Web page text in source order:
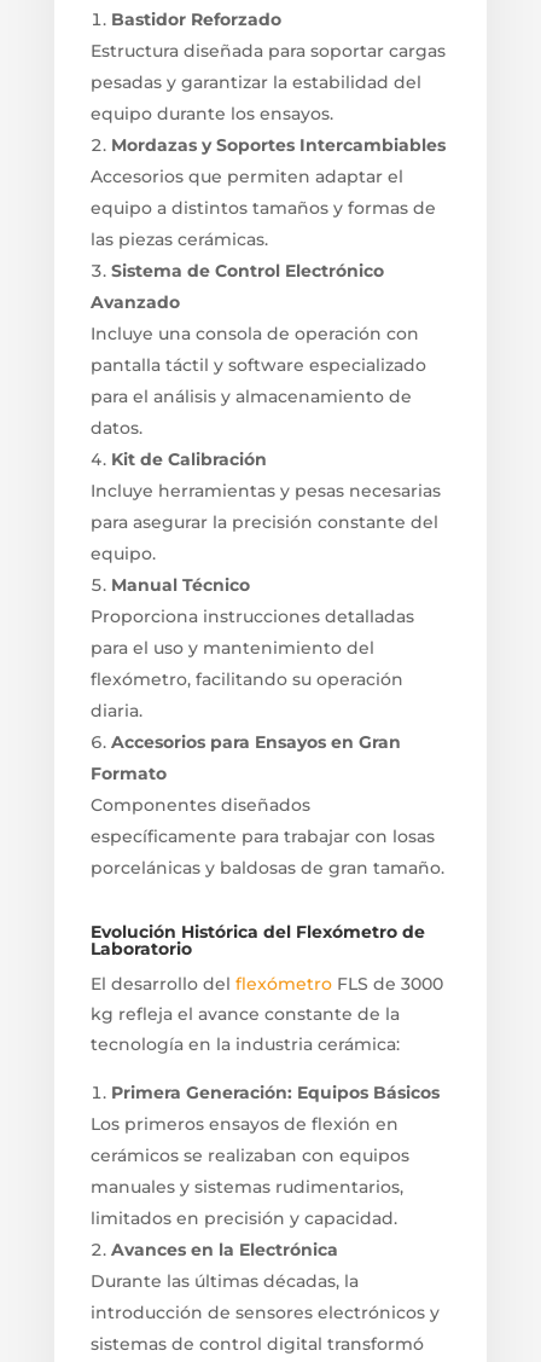
Bastidor Reforzado
Estructura diseñada para soportar cargas
pesadas y garantizar la estabilidad del
equipo durante los ensayos.
Mordazas y Soportes Intercambiables
Accesorios que permiten adaptar el
equipo a distintos tamaños y formas de
las piezas cerámicas.
Sistema de Control Electrónico
Avanzado
Incluye una consola de operación con
pantalla táctil y software especializado
para el análisis y almacenamiento de
datos.
Kit de Calibración
Incluye herramientas y pesas necesarias
para asegurar la precisión constante del
equipo.
Manual Técnico
Proporciona instrucciones detalladas
para el uso y mantenimiento del
flexómetro, facilitando su operación
diaria.
Accesorios para Ensayos en Gran
Formato
Componentes diseñados
específicamente para trabajar con losas
porcelánicas y baldosas de gran tamaño.
Evolución Histórica del Flexómetro de
Laboratorio
El desarrollo del flexómetroFLS de 3000
kg refleja el avance constante de la
tecnología en la industria cerámica:
Primera Generación: Equipos Básicos
Los primeros ensayos de flexión en
cerámicos se realizaban con equipos
manuales y sistemas rudimentarios,
limitados en precisión y capacidad.
Avances en la Electrónica
Durante las últimas décadas, la
introducción de sensores electrónicos y
sistemas de control digital transformó